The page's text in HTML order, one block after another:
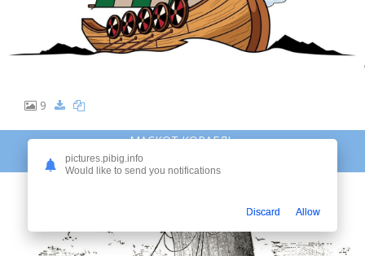
9
МАСКОТ КОРАБЛЬ
МАСКОТ КОРАБЛЬ
pictures.pibig.info
Would like to send you notifications
Discard Allow